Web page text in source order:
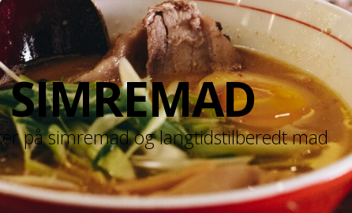
SIMREMAD
på simremad og langtidstilberedt mad